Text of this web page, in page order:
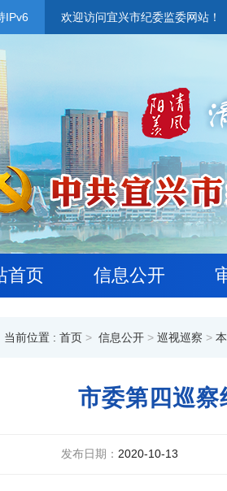
IPv6 欢迎访问宜兴市纪委监委网站！
首页 信息公开
当前位置 : 首页 > 信息公开 > 巡视巡察 >
市委第四巡
发布日期： 2020-10-13